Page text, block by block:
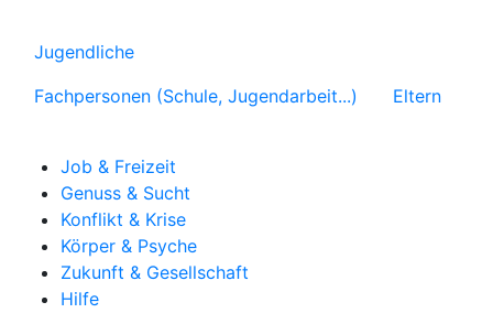
Jugendliche
Fachpersonen (Schule, Jugendarbeit...)
Eltern
Job & Freizeit
Genuss & Sucht
Konflikt & Krise
Körper & Psyche
Zukunft & Gesellschaft
Hilfe